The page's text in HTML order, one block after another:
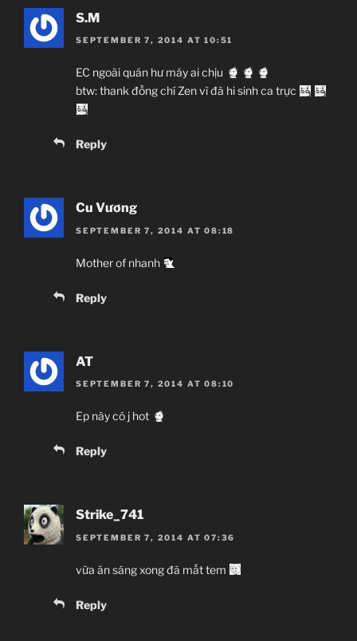
S.M
SEPTEMBER 7, 2014 AT 10:51
EC ngoài quán hư máy ai chịu
btw: thank đồng chí Zen vì đã hi sinh ca trực
Reply
Cu Vương
SEPTEMBER 7, 2014 AT 08:18
Mother of nhanh
Reply
AT
SEPTEMBER 7, 2014 AT 08:10
Ep này có j hot
Reply
Strike_741
SEPTEMBER 7, 2014 AT 07:36
vừa ăn sáng xong đã mất tem
Reply